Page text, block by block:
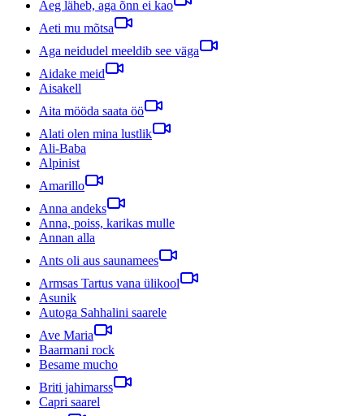
Aeg läheb, aga õnn ei kao
Aeti mu mõtsa
Aga neidudel meeldib see väga
Aidake meid
Aisakell
Aita mööda saata öö
Alati olen mina lustlik
Ali-Baba
Alpinist
Amarillo
Anna andeks
Anna, poiss, karikas mulle
Annan alla
Ants oli aus saunamees
Armsas Tartus vana ülikool
Asunik
Autoga Sahhalini saarele
Ave Maria
Baarmani rock
Besame mucho
Briti jahimarss
Capri saarel